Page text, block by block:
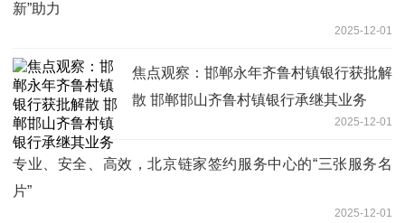
新”助力
2025-12-01
焦点观察：邯郸永年齐鲁村镇银行获批解
散 邯郸邯山齐鲁村镇银行承继其业务
2025-12-01
专业、安全、高效，北京链家签约服务中心的“三张服务名
片”
2025-12-01